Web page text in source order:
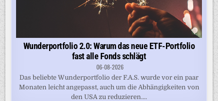
Wunderportfolio 2.0: Warum das neue ETF-Portfolio
fast alle Fonds schlägt
06-08-2026
Das beliebte Wunderportfolio der F.A.S. wurde vor ein paar
Monaten leicht angepasst, auch um die Abhängigkeiten von
den USA zu reduzieren....